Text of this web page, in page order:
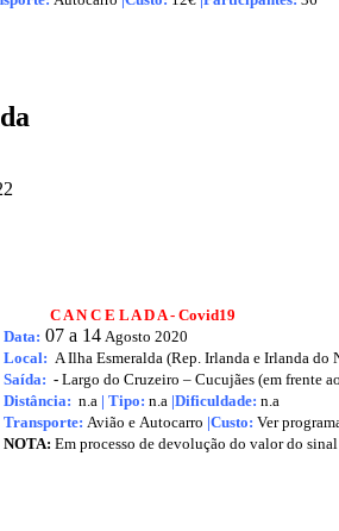
C A N C E L A D A - Covid19
Data: 07 a 14 Agosto 2020
Local: A Ilha Esmeralda (Rep. Irlanda e Irlanda do
Saída: - Largo do Cruzeiro – Cucujães (em frente
Distância: n.a | Tipo: n.a |Dificuldade: n.a
Transporte: Avião e Autocarro |Custo: Ver
NOTA: Em processo de devolução do valor do